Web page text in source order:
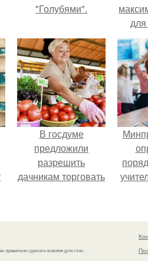
"Голубями".
для
В госдуме
предложили
разрешить
дачникам торговать
в людных местах.
правильно сделать макияж для глаз.